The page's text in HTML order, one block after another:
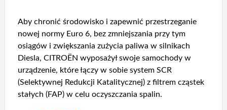
Aby chronić środowisko i zapewnić przestrzeganie
nowej normy Euro 6, bez zmniejszania przy tym
osiągów i zwiększania zużycia paliwa w silnikach
Diesla, CITROËN wyposażył swoje samochody w
urządzenie, które łączy w sobie system SCR
(Selektywnej Redukcji Katalitycznej) z filtrem cząstek
stałych (FAP) w celu oczyszczania spalin.